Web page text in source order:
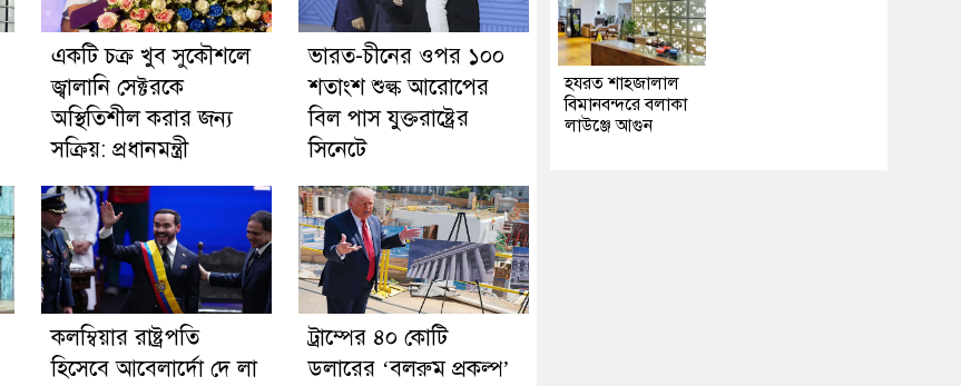
একটি চক্র খুব সুকৌশলে
জ্বালানি সেক্টরকে
অস্থিতিশীল করার জন্য
সক্রিয়: প্রধানমন্ত্রী
ভারত-চীনের ওপর ১০০
শতাংশ শুল্ক আরোপের
বিল পাস যুক্তরাষ্ট্রের
সিনেটে
কলম্বিয়ার রাষ্ট্রপতি
হিসেবে আবেলার্দো দে লা
ট্রাম্পের ৪০ কোটি
ডলারের ‘বলরুম প্রকল্প’
হযরত শাহজালাল
বিমানবন্দরে বলাকা
লাউঞ্জে আগুন